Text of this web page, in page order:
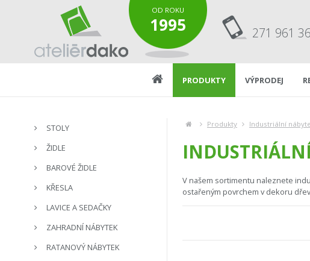
OD ROKU
1995 271 961
PRODUKTY VÝPRODEJ
Produkty Industriální
V našem sortimentu naleznete
ostařeným povrchem v dekoru
STOLY
ŽIDLE
BAROVÉ ŽIDLE
KŘESLA
LAVICE A SEDAČKY
ZAHRADNÍ NÁBYTEK
RATANOVÝ NÁBYTEK